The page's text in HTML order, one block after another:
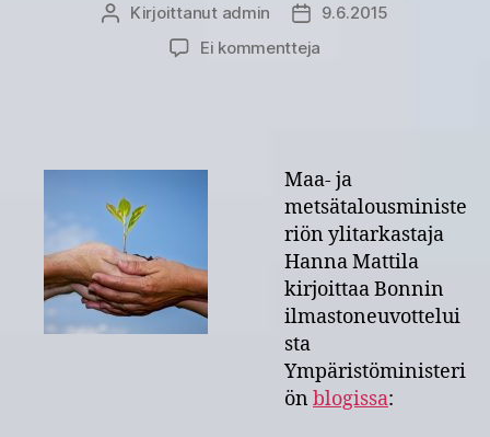
Kirjoittaja
Kirjoittanut admin Julkaisupäivämäärä
9.6.2015
Ei kommentteja
Maa- ja
metsätalousministe
riön ylitarkastaja
Hanna Mattila
kirjoittaa Bonnin
ilmastoneuvottelui
sta
Ympäristöministeri
ön blogissa: